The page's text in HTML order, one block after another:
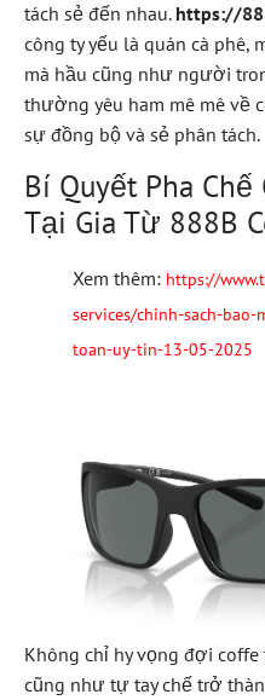
tách sẻ đến nhau. https://
công ty yếu là quán cà phê,
mà hầu cũng như người
thường yêu ham mê mê về
sự đồng bộ và sẻ phân tách.
Bí Quyết Pha Chế
Tại Gia Từ 888B
Xem thêm: https://
services/chinh-sach-
toan-uy-tin-13-05-2025
Không chỉ hy vọng đợi
cũng như tự tay chế trở